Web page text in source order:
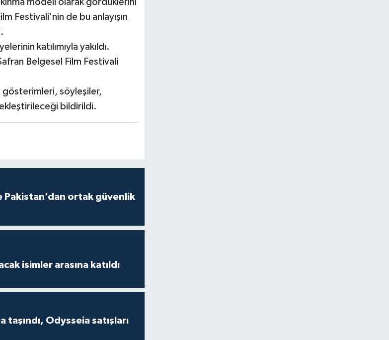
Festivali'nin de bu anlayışın
katılımıyla yakıldı.
Belgesel Film Festivali
gösterimleri, söyleşiler,
bildirildi.
Pakistan’dan ortak güvenlik
isimler arasına katıldı
taşındı, Odysseia satışları